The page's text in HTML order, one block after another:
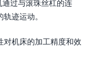
过与滚珠丝杠的连
迹运动。
对机床的加工精度和效